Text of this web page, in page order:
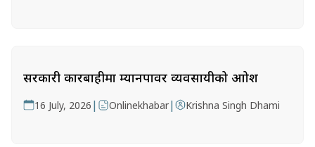
सरकारी कारबाहीमा म्यानपावर व्यवसायीको आक्रोश
16 July, 2026 | Onlinekhabar| Krishna Singh Dhami